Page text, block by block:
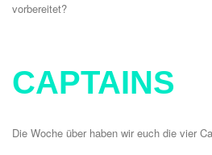
vorbereitet?
CAPTAINS
Die Woche über haben wir euch die vier